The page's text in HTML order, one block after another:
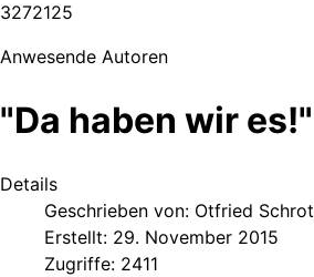
3272125
Anwesende Autoren
"Da haben wir es!"
Details
Geschrieben von: Otfried Schrot
Erstellt: 29. November 2015
Zugriffe: 2411